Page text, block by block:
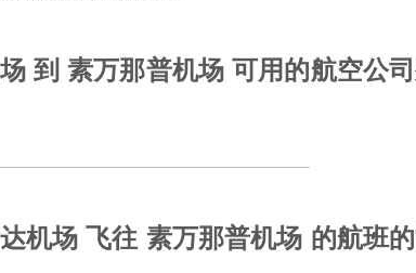
到 素万那普机场 可用的航空公
机场 飞往 素万那普机场 的航班